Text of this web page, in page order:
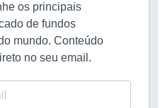
os principais
de fundos
mundo. Conteúdo
no seu email.